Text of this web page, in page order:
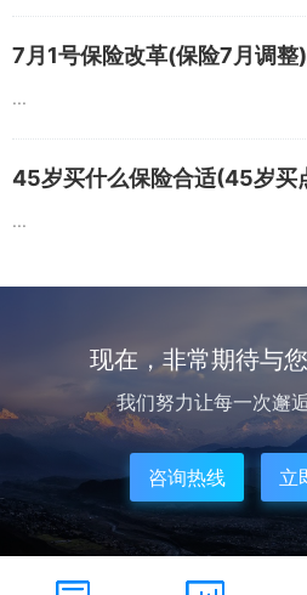
7月1号保险改革(保险7月调整)
...
45岁买什么保险合适(45岁买
...
现在，非常期待与
我们努力让每一次邂
咨询热线 立